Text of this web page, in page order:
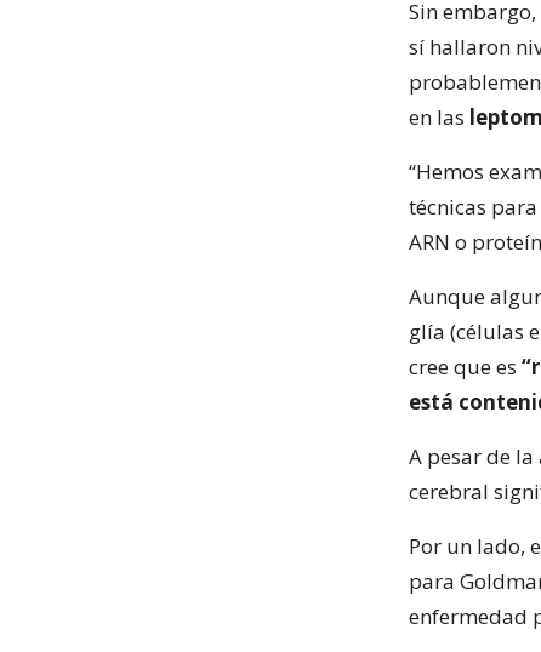
Sin
sí hallaron
en las
“Hemos
técnicas
ARN o
Aunque
glía (células
cree que es
está
A pesar de
cerebral
Por un lado,
para
enfermedad